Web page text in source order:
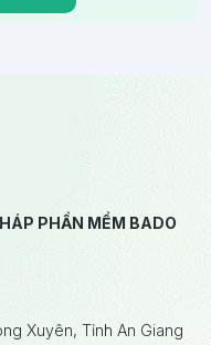
PHẦN MỀM BADO
Xuyên, Tỉnh An Giang